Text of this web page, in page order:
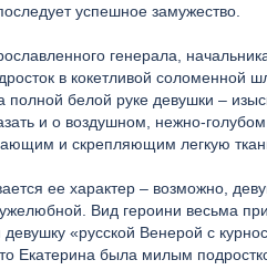
успешное замужество.
генерала,
в кокетливой соломенной
полной белой руке девушки –
и о воздушном, нежно-
и скрепляющим легкую
ее характер – возможно,
Вид героини весьма
девушку «русской Венерой с
Екатерина была милым